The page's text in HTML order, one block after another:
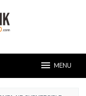
MENU